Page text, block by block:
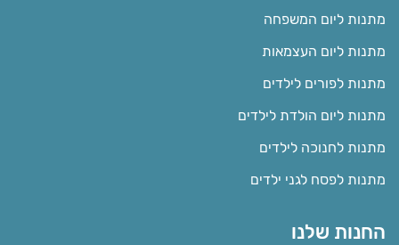
מתנות ליום המשפחה
מתנות ליום העצמאות
מתנות לפורים לילדים
מתנות ליום הולדת לילדים
מתנות לחנוכה לילדים
מתנות לפסח לגני ילדים
החנות שלנו